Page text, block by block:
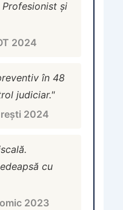
și
2024
în 48
judiciar."
2024
cu
2023